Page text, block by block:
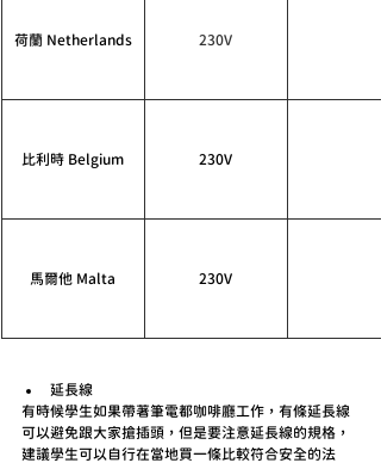
荷蘭 Netherlands 230V
​比利時 Belgium 230V
馬爾他 Malta 230V
延長線
有時候學生如果帶著筆電都咖啡廳工作，有條延長線
可以避免跟大家搶插頭，但是要注意延長線的規格，
建議學生可以自行在當地買一條比較符合安全的法